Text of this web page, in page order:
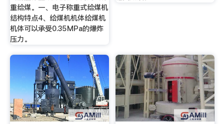
重给煤。一、电子称重式给煤机
结构特点4、给煤机机体给煤机
机体可以承受0.35MPa的爆炸
压力。